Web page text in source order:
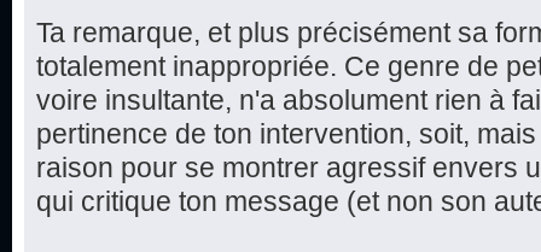
Ta remarque, et plus précisément sa
totalement inappropriée. Ce genre de
voire insultante, n'a absolument rien à
pertinence de ton intervention, soit,
raison pour se montrer agressif envers
qui critique ton message (et non son